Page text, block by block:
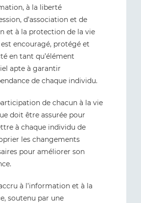
à la liberté
d’association et de
et à la protection de la vie
encouragé, protégé et
en tant qu’élément
apte à garantir
de chaque individu.
de chacun à la vie
doit être assurée pour
à chaque individu de
les changements
pour améliorer son
à l’information et à la
soutenu par une